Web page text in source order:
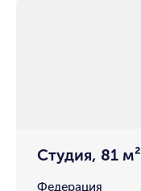
Студия, 81 м²
Федерация